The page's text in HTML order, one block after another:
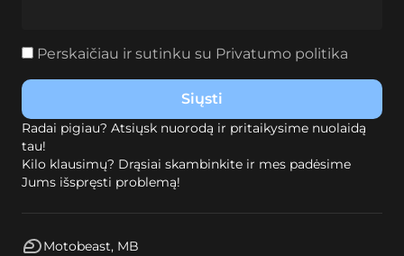
Radai pigiau? Atsiųsk nuorodą ir pritaikysime nuolaidą
tau!
Kilo klausimų? Drąsiai skambinkite ir mes padėsime
Jums išspręsti problemą!
Motobeast, MB
Perskaičiau ir sutinku su Privatumo politika